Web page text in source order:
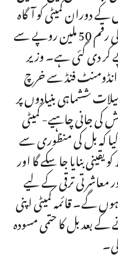
دوران کمیٹی کو آگاہ
کیا گیا کہ انڈومنٹ فنڈ کی رقم 50 ملین روپے سے
روپے کر دی گئی ہے۔ وزیر
فنڈ سے خرچ
ششماہی بنیادوں پر
کی جانی چاہیے- کمیٹی
کہ بل کی منظوری سے
بنایا جا سکے گا اور
معاشرتی ترقی کے لیے
گے۔ قائمہ کمیٹی اپنی
بعد بل کا حتمی مسودہ